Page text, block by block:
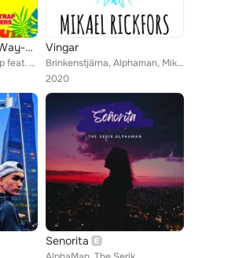
Boom Boom Boom (Way-Ooh)
Brink, Alphaman, Y-Trap feat. Outhere Brothers
Vingar
Brinkenstjärna, Alphaman, Mikael Rickfors
2020
Senorita